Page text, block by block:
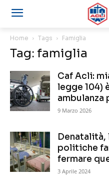
Home Tags Famiglia
Tag: famiglia
Caf Acli:
legge 104)
ambulanza
9 Marzo 2026
politiche
fermare
3 Aprile 2024